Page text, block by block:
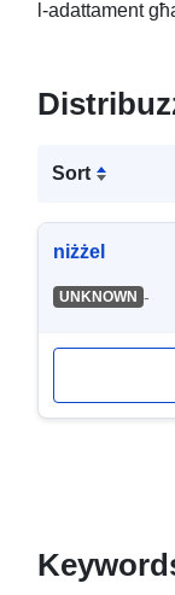
l-adattament
Sort
niżżel
UNKNOWN -